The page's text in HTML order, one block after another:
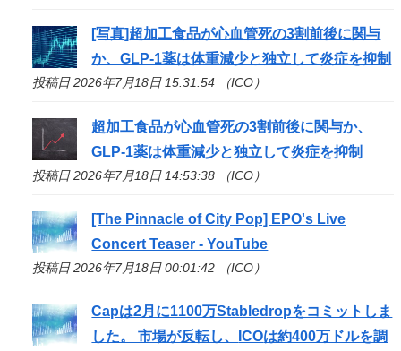
[写真]超加工食品が心血管死の3割前後に関与
か、GLP-1薬は体重減少と独立して炎症を抑制
投稿日 2026年7月18日 15:31:54 （ICO）
超加工食品が心血管死の3割前後に関与か、
GLP-1薬は体重減少と独立して炎症を抑制
投稿日 2026年7月18日 14:53:38 （ICO）
[The Pinnacle of City Pop] EPO's Live
Concert Teaser - YouTube
投稿日 2026年7月18日 00:01:42 （ICO）
Capは2月に1100万Stabledropをコミットしま
した。 市場が反転し、
ICOは約400万ドルを調